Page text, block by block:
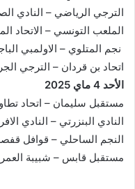
الترجي الرياضي – النادي
الملعب التونسي – الاتحاد
نجم المتلوي – الاولمبي
اتحاد بن قردان – الترجي
الأحد 4 ماي 2025
مستقبل سليمان – اتحاد
النادي البنزرتي – النادي
النجم الساحلي – قوافل
مستقبل قابس – شبيبة